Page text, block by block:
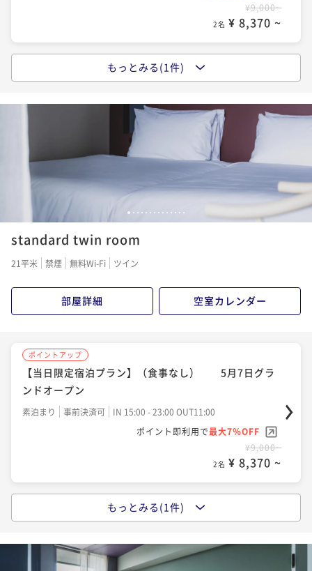
¥9,000~
2名 ¥ 8,370 ~
【オープン記念特別セール】（食事なし）5月7日グラ
ンドオープン
IN 15:00 - 23:00 OUT11:00
最大7％OFF
¥10,000~
もっとみる(1件)
1 2 3 4 5 6 7 8 9 10 11 12 13 14
standard twin room
21平米 禁煙 無料Wi-Fi ツイン
部屋詳細 空室カレンダー
ポイントアップ
【当日限定宿泊プラン】（食事なし） 5月7日グラ
ンドオープン
素泊まり 事前決済可
IN 15:00 - 23:00 OUT11:00
ポイント即利用で最大7％OFF
¥9,000~
2名 ¥ 8,370 ~
【オープン記念特別セール】（食事なし）5月7日グラ
ンドオープン
素泊まり 事前決済可 IN 15:00 - 23:00 OUT11:00
もっとみる(1件)